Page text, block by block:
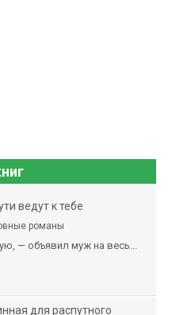
ведут к тебе
романы
— объявил муж на весь...
для распутного